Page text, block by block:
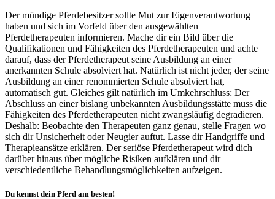
Der mündige Pferdebesitzer sollte Mut zur Eigenverantwortung
haben und sich im Vorfeld über den ausgewählten
Pferdetherapeuten informieren. Mache dir ein Bild über die
Qualifikationen und Fähigkeiten des Pferdetherapeuten und achte
darauf, dass der Pferdetherapeut seine Ausbildung an einer
anerkannten Schule absolviert hat. Natürlich ist nicht jeder, der seine
Ausbildung an einer renommierten Schule absolviert hat,
automatisch gut. Gleiches gilt natürlich im Umkehrschluss: Der
Abschluss an einer bislang unbekannten Ausbildungsstätte muss die
Fähigkeiten des Pferdetherapeuten nicht zwangsläufig degradieren.
Deshalb: Beobachte den Therapeuten ganz genau, stelle Fragen wo
sich dir Unsicherheit oder Neugier auftut. Lasse dir Handgriffe und
Therapieansätze erklären. Der seriöse Pferdetherapeut wird dich
darüber hinaus über mögliche Risiken aufklären und dir
verschiedentliche Behandlungsmöglichkeiten aufzeigen.
Du kennst dein Pferd am besten!